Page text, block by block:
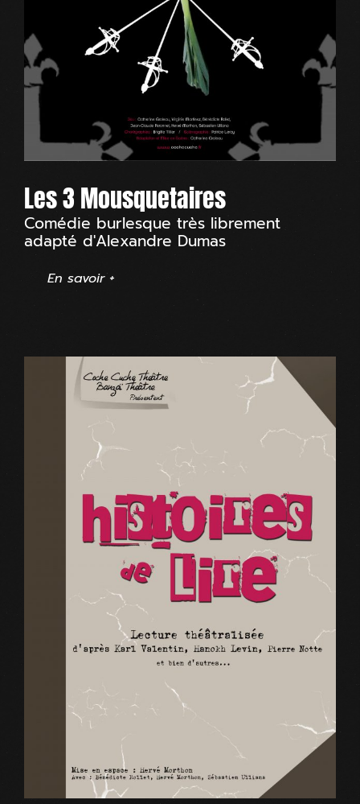
Les 3 Mousquetaires
Comédie burlesque très librement
adapté d'Alexandre Dumas
En savoir +